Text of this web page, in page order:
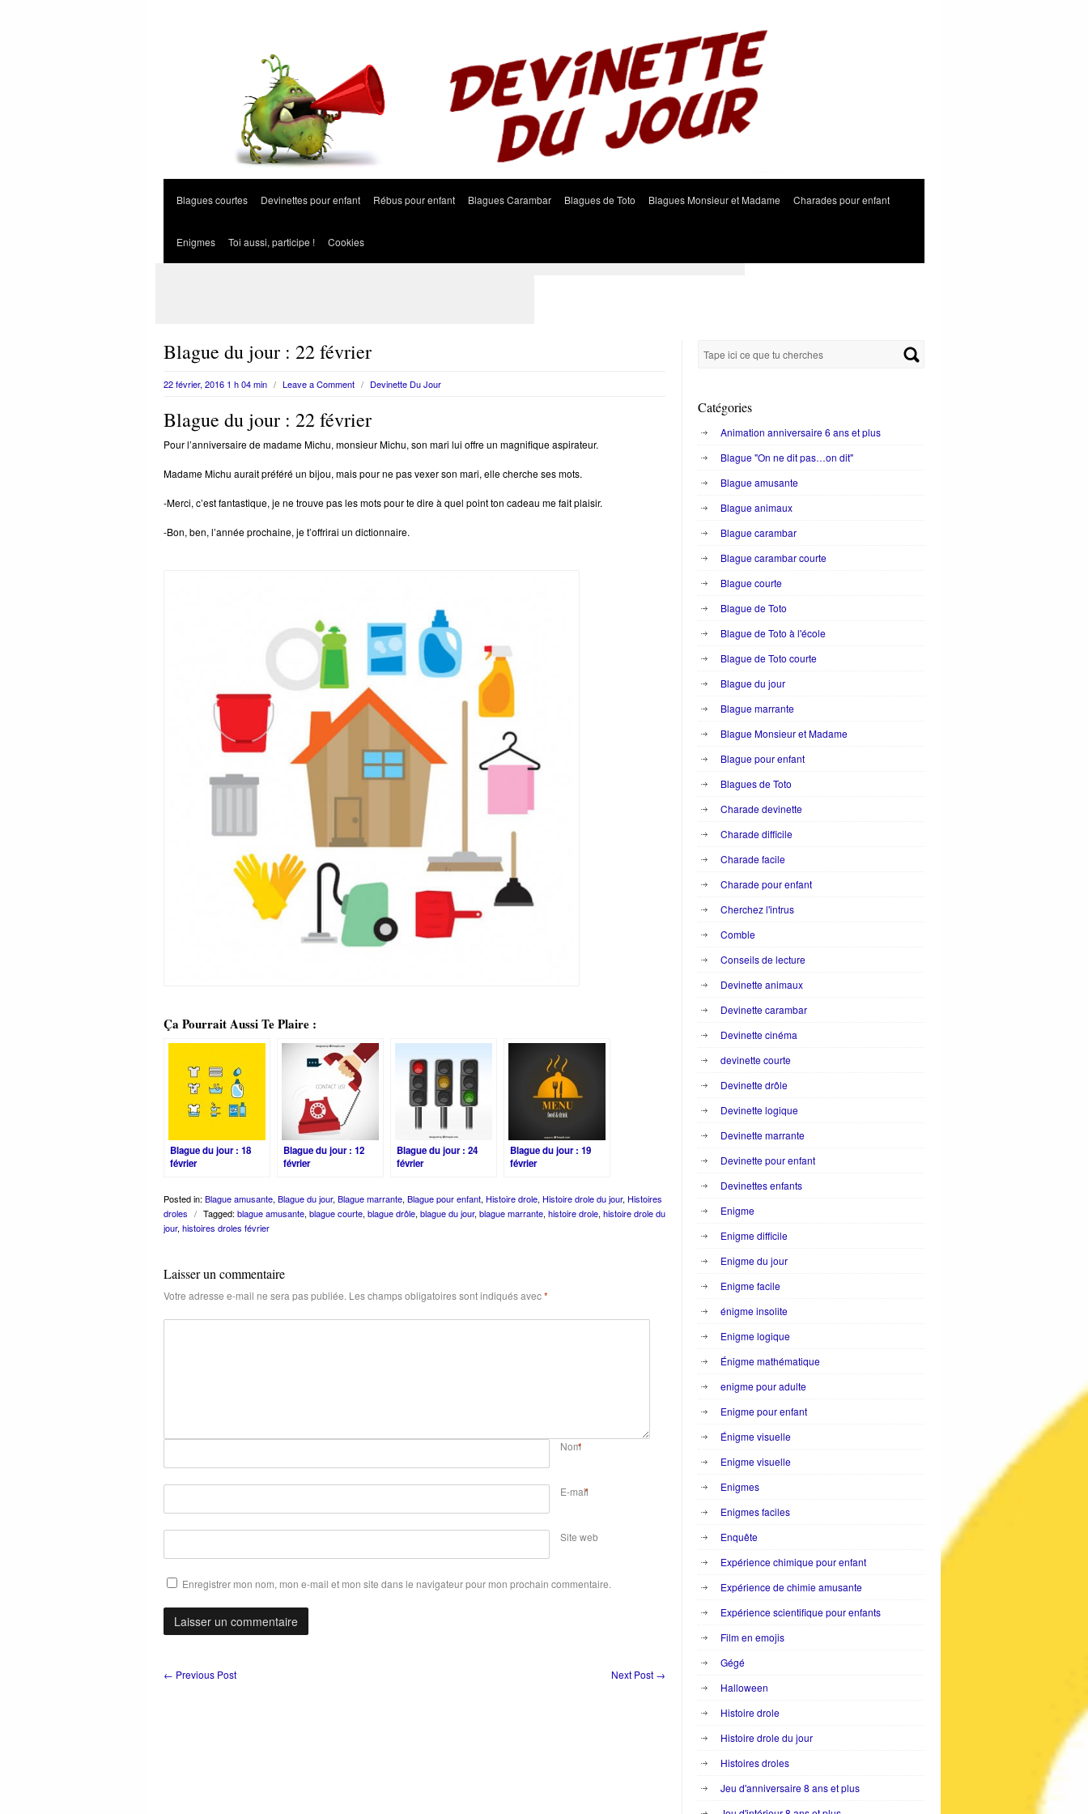
Blagues courtes Devinettes pour enfant Rébus pour enfant Blagues Carambar Blagues de Toto Blagues Monsieur et Madame Charades pour enfant
Enigmes Toi aussi, participe ! Cookies
Blague du jour : 22 février
22 février, 2016 1 h 04 min / Leave a Comment / Devinette Du Jour
Blague du jour : 22 février
Pour l’anniversaire de madame Michu, monsieur Michu, son mari lui offre un magnifique aspirateur.
Madame Michu aurait préféré un bijou, mais pour ne pas vexer son mari, elle cherche ses mots.
-Merci, c’est fantastique, je ne trouve pas les mots pour te dire à quel point ton cadeau me fait plaisir.
-Bon, ben, l’année prochaine, je t’offrirai un dictionnaire.
Ça Pourrait Aussi Te Plaire :
Blague du jour : 18
février
Blague du jour : 12
février
Blague du jour : 24
février
Blague du jour : 19
février
Posted in: Blague amusante, Blague du jour, Blague marrante, Blague pour enfant, Histoire drole, Histoire drole du jour, Histoires
droles / Tagged: blague amusante, blague courte, blague drôle, blague du jour, blague marrante, histoire drole, histoire drole du
jour, histoires droles février
Laisser un commentaire
Votre adresse e-mail ne sera pas publiée. Les champs obligatoires sont indiqués avec*
Nom*
E-mail
*
Site web
Enregistrer mon nom, mon e-mail et mon site dans le navigateur pour mon prochain commentaire.
← Previous Post Next Post →
Catégories
Animation anniversaire 6 ans et plus
Blague "On ne dit pas…on dit"
Blague amusante
Blague animaux
Blague carambar
Blague carambar courte
Blague courte
Blague de Toto
Blague de Toto à l'école
Blague de Toto courte
Blague du jour
Blague marrante
Blague Monsieur et Madame
Blague pour enfant
Blagues de Toto
Charade devinette
Charade difficile
Charade facile
Charade pour enfant
Cherchez l'intrus
Comble
Conseils de lecture
Devinette animaux
Devinette carambar
Devinette cinéma
devinette courte
Devinette drôle
Devinette logique
Devinette marrante
Devinette pour enfant
Devinettes enfants
Enigme
Enigme difficile
Enigme du jour
Enigme facile
énigme insolite
Enigme logique
Énigme mathématique
enigme pour adulte
Enigme pour enfant
Énigme visuelle
Enigme visuelle
Enigmes
Enigmes faciles
Enquête
Expérience chimique pour enfant
Expérience de chimie amusante
Expérience scientifique pour enfants
Film en emojis
Gégé
Halloween
Histoire drole
Histoire drole du jour
Histoires droles
Jeu d'anniversaire 8 ans et plus